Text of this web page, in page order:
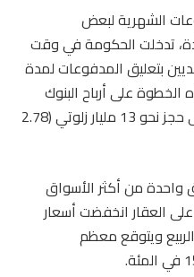
الشهرية لبعض
تدخلت الحكومة في وقت
بتعليق المدفوعات لمدة
على أرباح البنوك
الكبرى بعد أن اضطرت الصناعة إلى حجز نحو 13 مليار زلوتي (2.78
واحدة من أكثر الأسواق
العقار انخفضت أسعار
ويتوقع معظم